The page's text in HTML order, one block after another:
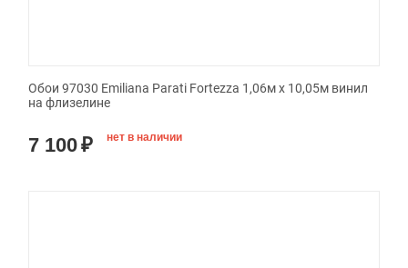
Обои 97030 Emiliana Parati Fortezza 1,06м х 10,05м винил
на флизелине
7 100₽ нет в наличии